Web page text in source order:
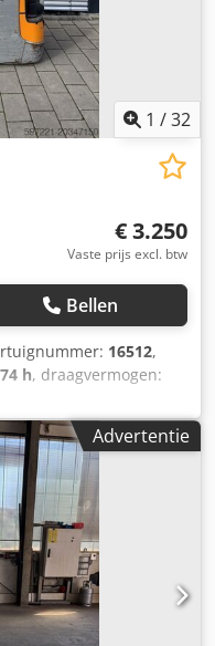
1 /32
€ 3.250
Vaste prijs excl. btw
Bellen
16512,
h, draagvermogen:
Simplex,
24 V, vorklengte:
Serienummer:
volt Djdpfx Aoxp
Advertentie